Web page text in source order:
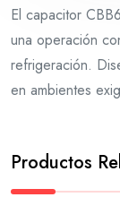
El capacitor
una operación
refrigeración.
en ambientes
Productos